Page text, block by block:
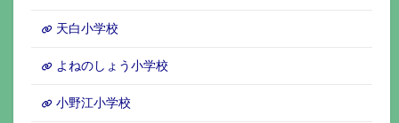
天白小学校
よねのしょう小学校
小野江小学校